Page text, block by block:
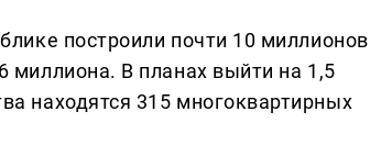
построили почти 10 миллионов
миллиона. В планах выйти на 1,5
находятся 315 многоквартирных